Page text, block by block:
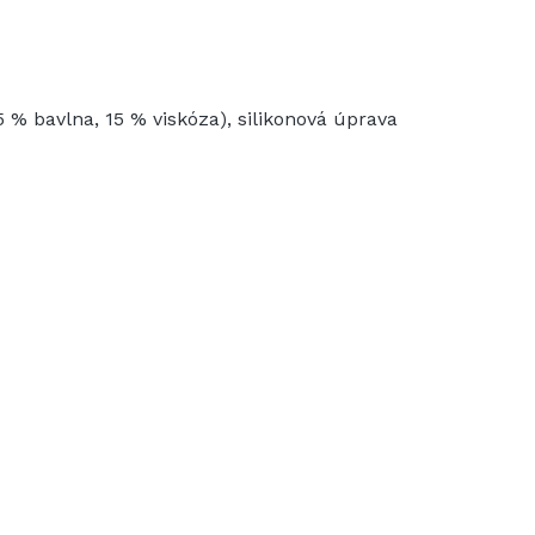
bavlna, 15 % viskóza), silikonová úprava